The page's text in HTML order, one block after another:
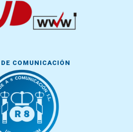
COMUNICACIÓN